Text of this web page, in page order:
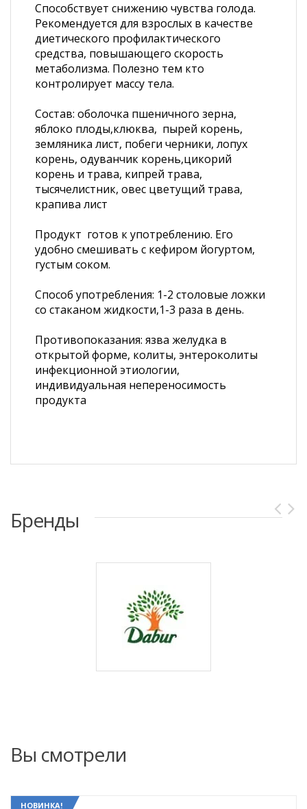
Способствует снижению чувства голода.
Рекомендуется для взрослых в качестве
диетического профилактического
средства, повышающего скорость
метаболизма. Полезно тем кто
контролирует массу тела.
Состав: оболочка пшеничного зерна,
яблоко плоды,клюква, пырей корень,
земляника лист, побеги черники, лопух
корень, одуванчик корень,цикорий
корень и трава, кипрей трава,
тысячелистник, овес цветущий трава,
крапива лист
Продукт готов к употреблению. Его
удобно смешивать с кефиром йогуртом,
густым соком.
Способ употребления: 1-2 столовые ложки
со стаканом жидкости,1-3 раза в день.
Противопоказания: язва желудка в
открытой форме, колиты, энтероколиты
инфекционной этиологии,
индивидуальная непереносимость
продукта
Бренды
Вы смотрели
НОВИНКА!